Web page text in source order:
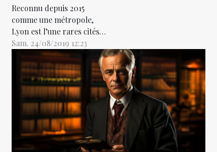
Reconnu depuis 2015
comme une métropole,
Lyon est l’une rares cités
françaises à posséder un
potentiel touristique
étonnant. Lyon offre à ses
visiteurs une nature
plurielle, une riche culture
et surtout une gastronomie
de référence. Avec le
Rhône, Lyon est une ville
qui mélange de façon...
Sam. 24/08/2019 12:23